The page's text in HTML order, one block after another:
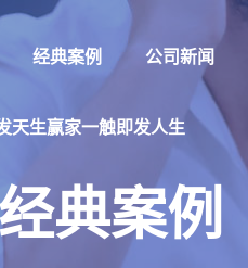
经典案例 公司新闻
天生赢家一触即发人生
经典案例